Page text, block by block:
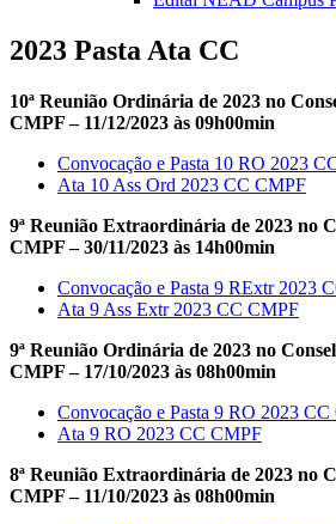
2023 Pasta Ata CC
10ª Reunião Ordinária de 2023 no
CMPF – 11/12/2023 às 09h00min
Convocação e Pasta 10 RO 2023
Ata 10 Ass Ord 2023 CC CMPF
9ª Reunião Extraordinária de 2023 no
CMPF – 30/11/2023 às 14h00min
Convocação e Pasta 9 RExtr 2023
Ata 9 Ass Extr 2023 CC CMPF
9ª Reunião Ordinária de 2023 no
CMPF – 17/10/2023 às 08h00min
Convocação e Pasta 9 RO 2023
Ata 9 RO 2023 CC CMPF
8ª Reunião Extraordinária de 2023 no
CMPF – 11/10/2023 às 08h00min